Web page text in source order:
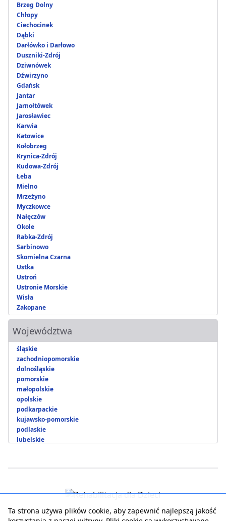
Brzeg Dolny
Chłopy
Ciechocinek
Dąbki
Darłówko i Darłowo
Duszniki-Zdrój
Dziwnówek
Dźwirzyno
Gdańsk
Jantar
Jarnołtówek
Jarosławiec
Karwia
Katowice
Kołobrzeg
Krynica-Zdrój
Kudowa-Zdrój
Łeba
Mielno
Mrzeżyno
Myczkowce
Nałęczów
Okole
Rabka-Zdrój
Sarbinowo
Skomielna Czarna
Ustka
Ustroń
Ustronie Morskie
Wisła
Zakopane
Województwa
śląskie
zachodniopomorskie
dolnośląskie
pomorskie
małopolskie
opolskie
podkarpackie
kujawsko-pomorskie
podlaskie
lubelskie
Ta strona używa plików cookie, aby zapewnić najlepszą jakość